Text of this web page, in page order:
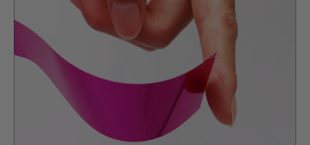
・【完成仕上】ｸﾞﾘｯﾌﾟ大
1,562円(税込)
・【カット仕上】ｸﾞﾘｯﾌﾟ小
924円(税込)
・【カット仕上】ｸﾞﾘｯﾌﾟ大
968円(税込)
・【完成仕上】ｸﾞﾘｯﾌﾟ小
1,837円(税込)